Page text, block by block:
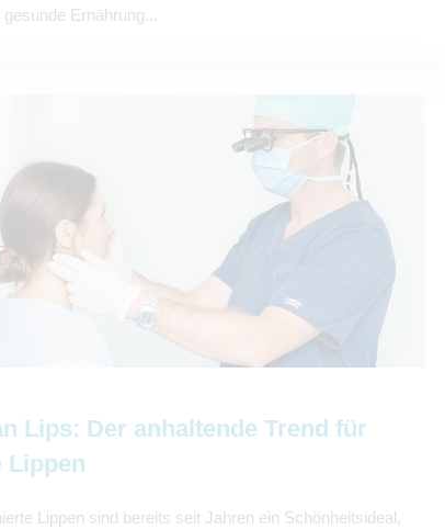
gesunde Ernährung...
Lips: Der anhaltende Trend für
Lippen
Lippen sind bereits seit Jahren ein Schönheitsideal,